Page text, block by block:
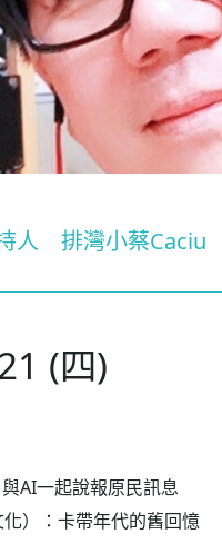
人 排灣小蔡Caciu
(四)
AI一起說報原民訊息
）：卡帶年代的舊回憶